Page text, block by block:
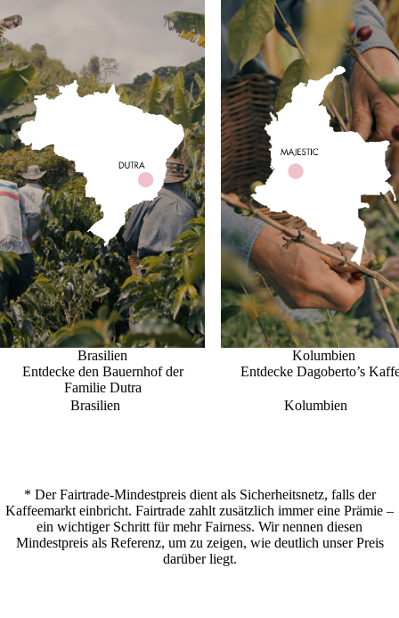
Brasilien
Entdecke den Bauernhof der
Familie Dutra
Brasilien
Kolumbien
Entdecke Dagoberto’s
Kolumbien
* Der Fairtrade-Mindestpreis dient als Sicherheitsnetz, falls der
Kaffeemarkt einbricht. Fairtrade zahlt zusätzlich immer eine Prämie –
ein wichtiger Schritt für mehr Fairness. Wir nennen diesen
Mindestpreis als Referenz, um zu zeigen, wie deutlich unser Preis
darüber liegt.